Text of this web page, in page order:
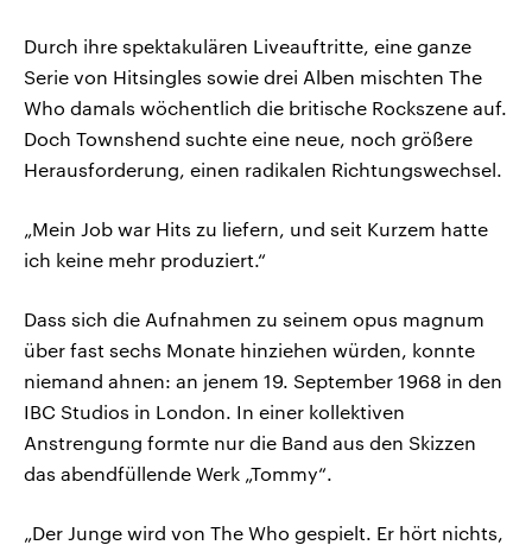
Durch ihre spektakulären Liveauftritte, eine ganze
Serie von Hitsingles sowie drei Alben mischten The
Who damals wöchentlich die britische Rockszene auf.
Doch Townshend suchte eine neue, noch größere
Herausforderung, einen radikalen Richtungswechsel.
„Mein Job war Hits zu liefern, und seit Kurzem hatte
ich keine mehr produziert.“
Dass sich die Aufnahmen zu seinem opus magnum
über fast sechs Monate hinziehen würden, konnte
niemand ahnen: an jenem 19. September 1968 in den
IBC Studios in London. In einer kollektiven
Anstrengung formte nur die Band aus den Skizzen
das abendfüllende Werk „Tommy“.
„Der Junge wird von The Who gespielt. Er hört nichts,